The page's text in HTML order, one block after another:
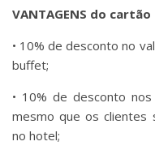
VANTAGENS do
• 10% de desconto no
buffet;
• 10% de desconto
mesmo que os clientes
no hotel;